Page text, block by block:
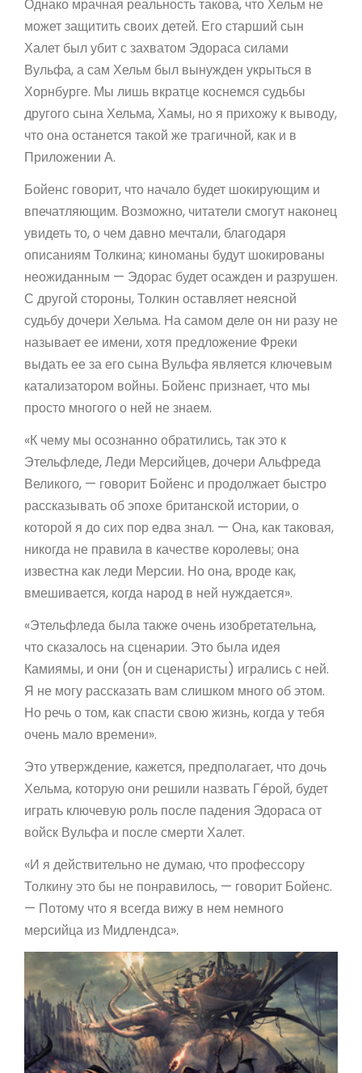
Однако мрачная реальность такова, что Хельм не
может защитить своих детей. Его старший сын
Халет был убит с захватом Эдораса силами
Вульфа, а сам Хельм был вынужден укрыться в
Хорнбурге. Мы лишь вкратце коснемся судьбы
другого сына Хельма, Хамы, но я прихожу к выводу,
что она останется такой же трагичной, как и в
Приложении А.
Бойенс говорит, что начало будет шокирующим и
впечатляющим. Возможно, читатели смогут наконец
увидеть то, о чем давно мечтали, благодаря
описаниям Толкина; киноманы будут шокированы
неожиданным — Эдорас будет осажден и разрушен.
С другой стороны, Толкин оставляет неясной
судьбу дочери Хельма. На самом деле он ни разу не
называет ее имени, хотя предложение Фреки
выдать ее за его сына Вульфа является ключевым
катализатором войны. Бойенс признает, что мы
просто многого о ней не знаем.
«К чему мы осознанно обратились, так это к
Этельфледе, Леди Мерсийцев, дочери Альфреда
Великого, — говорит Бойенс и продолжает быстро
рассказывать об эпохе британской истории, о
которой я до сих пор едва знал. — Она, как таковая,
никогда не правила в качестве королевы; она
известна как леди Мерсии. Но она, вроде как,
вмешивается, когда народ в ней нуждается».
«Этельфледа была также очень изобретательна,
что сказалось на сценарии. Это была идея
Камиямы, и они (он и сценаристы) игрались с ней.
Я не могу рассказать вам слишком много об этом.
Но речь о том, как спасти свою жизнь, когда у тебя
очень мало времени».
Это утверждение, кажется, предполагает, что дочь
Хельма, которую они решили назвать Гéрой, будет
играть ключевую роль после падения Эдораса от
войск Вульфа и после смерти Халет.
«И я действительно не думаю, что профессору
Толкину это бы не понравилось, — говорит Бойенс.
— Потому что я всегда вижу в нем немного
мерсийца из Мидлендса».